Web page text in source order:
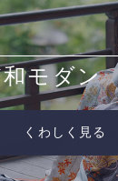
和モダン
くわしく見る